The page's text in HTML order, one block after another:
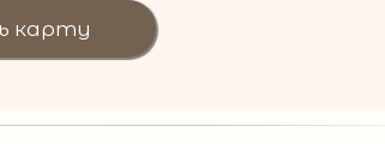
карту